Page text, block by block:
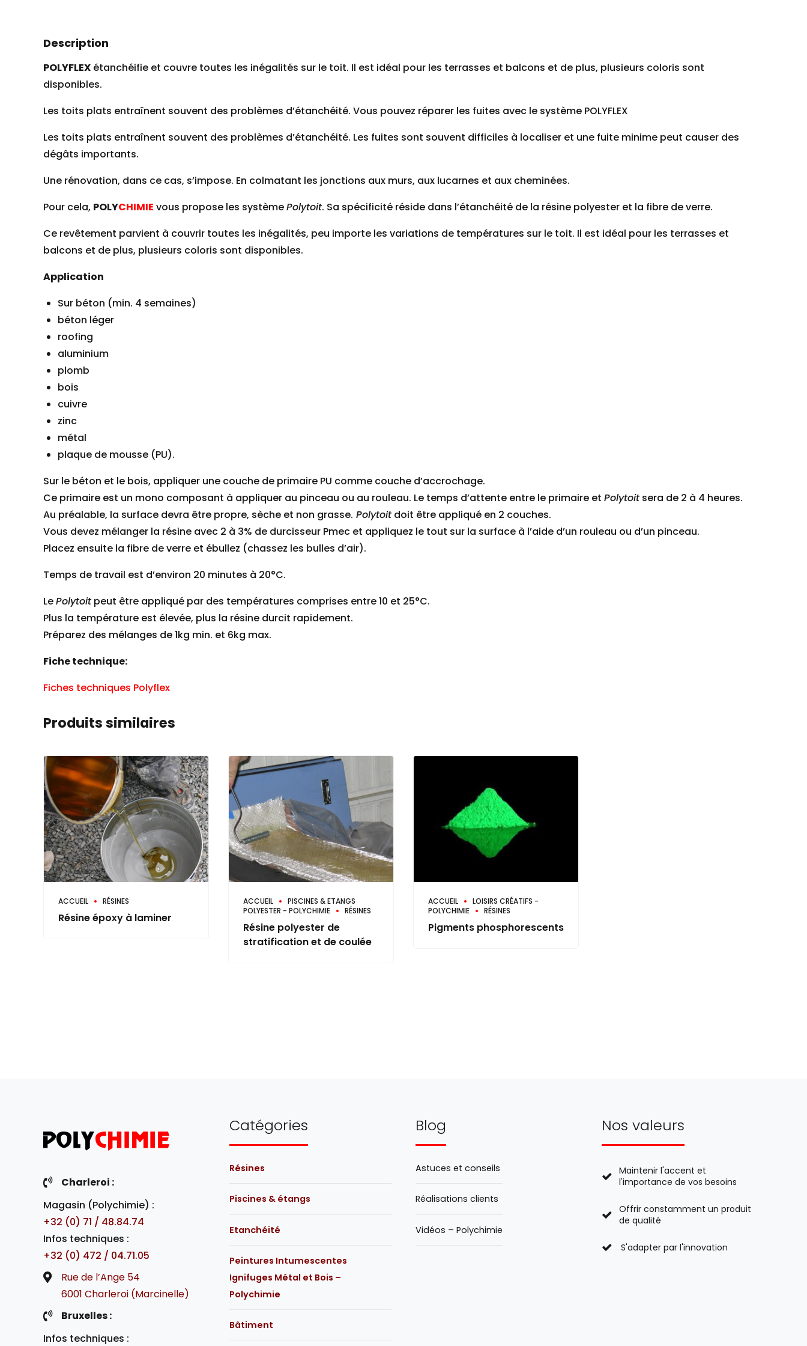
Description
POLYFLEX étanchéifie et couvre toutes les inégalités sur le toit. Il est idéal pour les terrasses et balcons et de plus, plusieurs coloris sont
disponibles.
Les toits plats entraînent souvent des problèmes d’étanchéité. Vous pouvez réparer les fuites avec le système POLYFLEX
Les toits plats entraînent souvent des problèmes d’étanchéité. Les fuites sont souvent difficiles à localiser et une fuite minime peut causer des
dégâts importants.
Une rénovation, dans ce cas, s’impose. En colmatant les jonctions aux murs, aux lucarnes et aux cheminées.
Pour cela, POLYCHIMIE vous propose les systèmePolytoit. Sa spécificité réside dans l’étanchéité de la résine polyester et la fibre de verre.
Ce revêtement parvient à couvrir toutes les inégalités, peu importe les variations de températures sur le toit. Il est idéal pour les terrasses et
balcons et de plus, plusieurs coloris sont disponibles.
Application
Sur béton (min. 4 semaines)
béton léger
roofing
aluminium
plomb
bois
cuivre
zinc
métal
plaque de mousse (PU).
Sur le béton et le bois, appliquer une couche de primaire PU comme couche d’accrochage.
Ce primaire est un mono composant à appliquer au pinceau ou au rouleau. Le temps d’attente entre le primaire et Polytoitsera de 2 à 4 heures.
Au préalable, la surface devra être propre, sèche et non grasse. Polytoitdoit être appliqué en 2 couches.
Vous devez mélanger la résine avec 2 à 3% de durcisseur Pmec et appliquez le tout sur la surface à l’aide d’un rouleau ou d’un pinceau.
Placez ensuite la fibre de verre et ébullez (chassez les bulles d’air).
Temps de travail est d’environ 20 minutes à 20°C.
LePolytoitpeut être appliqué par des températures comprises entre 10 et 25°C.
Plus la température est élevée, plus la résine durcit rapidement.
Préparez des mélanges de 1kg min. et 6kg max.
Fiche technique:
Fiches techniques Polyflex
Produits similaires
ACCUEIL RÉSINES
Résine époxy à laminer
ACCUEIL
PISCINES & ETANGS
POLYESTER - POLYCHIMIE
RÉSINES
Résine polyester de
stratification et de coulée
ACCUEIL
LOISIRS CRÉATIFS -
POLYCHIMIE
RÉSINES
Pigments phosphorescents
Charleroi :
Magasin (Polychimie) :
+32 (0) 71 / 48.84.74
Infos techniques :
+32 (0) 472 / 04.71.05
Rue de l’Ange 54
6001 Charleroi (Marcinelle)
Bruxelles :
Infos techniques :
Catégories
Résines
Piscines & étangs
Etanchéité
Peintures Intumescentes
Ignifuges Métal et Bois –
Polychimie
Bâtiment
Blog
Astuces et conseils
Réalisations clients
Vidéos – Polychimie
Nos valeurs
Maintenir l'accent et
l'importance de vos besoins
Offrir constamment un produit
de qualité
S'adapter par l'innovation